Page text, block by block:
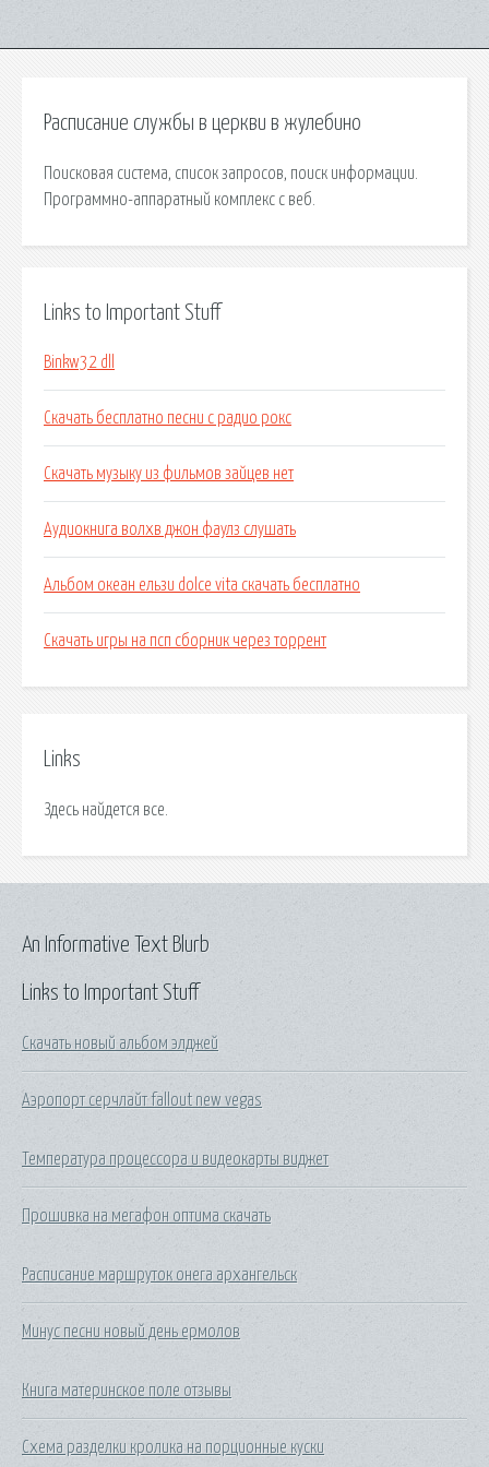
Расписание службы в церкви в жулебино
Поисковая сиcтема, список запросов, поиск информации.
Программно-аппаратный комплекс с веб.
Links to Important Stuff
Binkw32 dll
Скачать бесплатно песни с радио рокс
Скачать музыку из фильмов зайцев нет
Аудиокнига волхв джон фаулз слушать
Альбом океан ельзи dolce vita скачать бесплатно
Скачать игры на псп сборник через торрент
Links
Здесь найдется все.
Links to Important Stuff
Скачать новый альбом элджей
Аэропорт серчлайт fallout new vegas
Температура процессора и видеокарты виджет
Прошивка на мегафон оптима скачать
Расписание маршруток онега архангельск
Минус песни новый день ермолов
Книга материнское поле отзывы
Схема разделки кролика на порционные куски
An Informative Text Blurb